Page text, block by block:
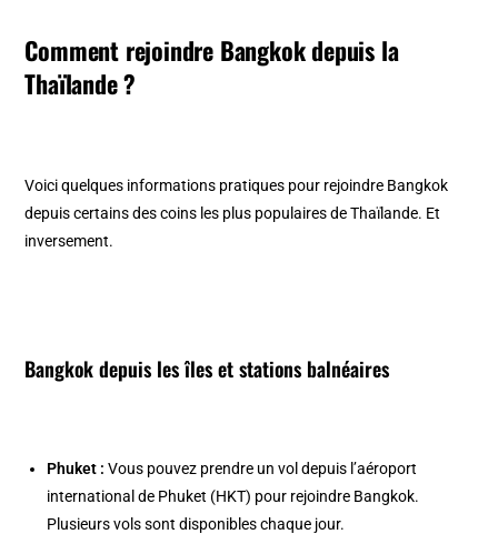
Comment rejoindre Bangkok depuis la
Thaïlande ?
Voici quelques informations pratiques pour rejoindre Bangkok
depuis certains des coins les plus populaires de Thaïlande. Et
inversement.
Bangkok depuis les îles et stations balnéaires
Phuket : Vous pouvez prendre un vol depuis l’aéroport
international de Phuket (HKT) pour rejoindre Bangkok.
Plusieurs vols sont disponibles chaque jour.